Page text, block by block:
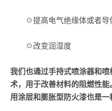
☉提高电气绝缘体或者导
☉改变润湿度
我们也通过手持式喷涂器和
术，用于改善材料的阻燃性
用涂层和膨胀型防火漆也是一